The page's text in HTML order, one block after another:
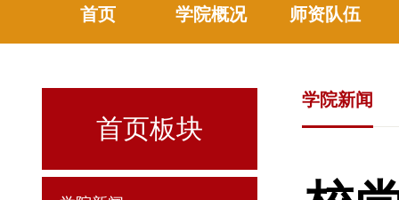
首页 学院概况 师资队伍
首页板块
学院新闻